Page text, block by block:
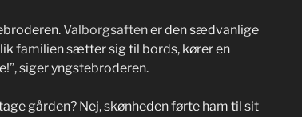
Valborgsaftener den sædvanlige
familien sætter sig til bords, kører en
siger yngstebroderen.
gården? Nej, skønheden førte ham til sit